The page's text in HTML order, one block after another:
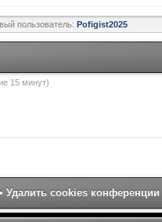
пользователь: Pofigist2025
15 минут)
Удалить cookies конференции